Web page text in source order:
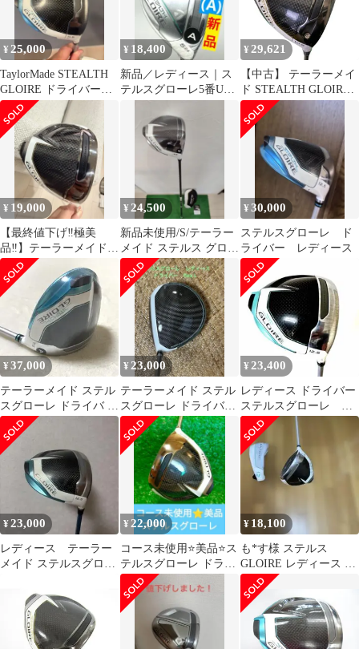
崎店【最短即日発送】
GLOIRE
¥25,000
TaylorMade STEALTH
GLOIRE ドライバー
11.5度
¥ 18,400
新品／レディース｜ス
テルスグローレ5番UT
ピーダーNX／A
¥ 29,621
【中古】 テーラーメイ
ド STEALTH GLOIRE+
10.5° ドライバー DR リ
シャフト (フレックス
その他) メンズ 男性用
右利き 右用 Cランク ゴ
ルフクラブ
¥ 19,000
【最終値下げ‼︎極美
品‼︎】テーラーメイド
ステルスグローレ ドラ
イバー
¥ 24,500
新品未使用/S/テーラー
メイド ステルス グロー
レ ドライバー/ロフト
9.5
¥30,000
ステルスグローレ ド
ライバー レディース
¥37,000
テーラーメイド ステル
スグローレ ドライバ －
11.5°Aレディース
¥ 23,000
テーラーメイド ステル
スグローレ ドライバー
12.5フレックスL レデ
ィース
¥ 23,400
レディース ドライバー
ステルスグローレ
Taylor made
¥23,000
レディース テーラー
メイド ステルスグロー
アーAD
¥ 22,000
コース未使用⭐️美品⭐️ス
テルスグローレ ドライ
バーテーラーメイド
¥ 18,100
も*す様 ステルス
GLOIRE レディース Ａ
シャフト11.5